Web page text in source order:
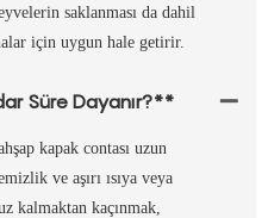
saklanması da dahil
için uygun hale getirir.
Süre Dayanır?**
kapak contası uzun
ve aşırı ısıya veya
kalmaktan kaçınmak,